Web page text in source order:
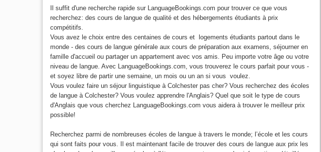
Il suffit d'une recherche rapide sur LanguageBookings.com pour trouver ce que vous
recherchez: des cours de langue de qualité et des hébergements étudiants à prix
compétitifs.
Vous avez le choix entre des centaines de cours et logements étudiants partout dans le
monde - des cours de langue générale aux cours de préparation aux examens, séjourner en
famille d'accueil ou partager un appartement avec vos amis. Peu importe votre âge ou votre
niveau de langue. Avec LanguageBookings.com, vous trouverez le cours parfait pour vous -
et soyez libre de partir une semaine, un mois ou un an si vous voulez.
Vous voulez faire un séjour linguistique à Colchester pas cher? Vous recherchez des écoles
de langue à Colchester? Vous voulez apprendre l'Anglais? Quel que soit le type de cours
d'Anglais que vous cherchez LanguageBookings.com vous aidera à trouver le meilleur prix
possible!
Recherchez parmi de nombreuses écoles de langue à travers le monde; l’école et les cours
qui sont faits pour vous. Il est maintenant facile de trouver des cours de langue aux prix les